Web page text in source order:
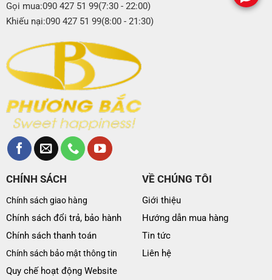
Gọi mua:090 427 51 99(7:30 - 22:00)
Khiếu nại:090 427 51 99(8:00 - 21:30)
CHÍNH SÁCH
Chính sách giao hàng
Chính sách đổi trả, bảo hành
Chính sách thanh toán
Chính sách bảo mật thông tin
Quy chế hoạt động Website
VỀ CHÚNG TÔI
Giới thiệu
Hướng dẫn mua hàng
Tin tức
Liên hệ